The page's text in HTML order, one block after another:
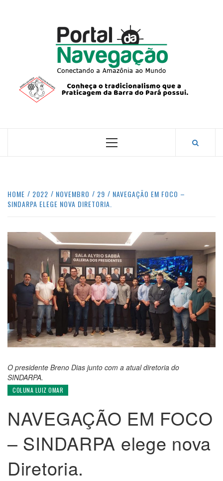
CONECTANDO A AMAZÔNIA COM O MUNDO.
Primary
HOME 2022 NOVEMBRO 29
NAVEGAÇÃO EM FOCO –
SINDARPA ELEGE NOVA DIRETORIA.
O presidente Breno Dias junto com a atual diretoria do
SINDARPA.
COLUNA LUIZ OMAR
NAVEGAÇÃO EM FOCO
– SINDARPA elege nova
Diretoria.